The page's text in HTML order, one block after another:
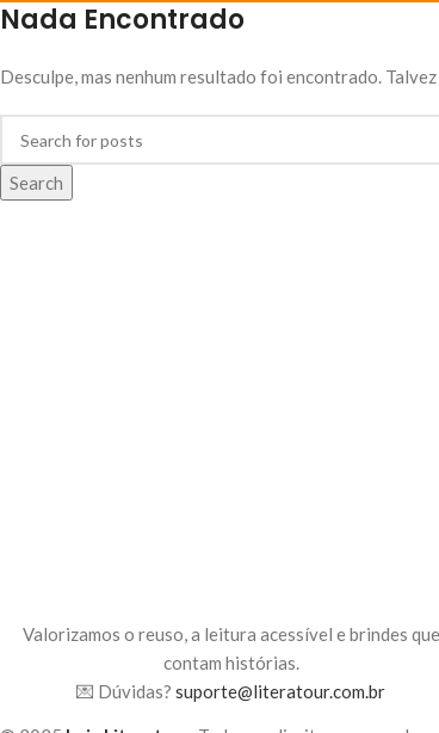
Nada Encontrado
Desculpe, mas nenhum resultado foi encontrado.
Search
Valorizamos o reuso, a leitura acessível e brindes que
contam histórias.
💌 Dúvidas?suporte@literatour.com.br